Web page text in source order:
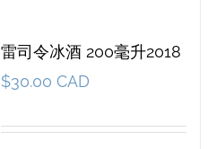
雷司令冰酒 200毫升2018
$30.00 CAD